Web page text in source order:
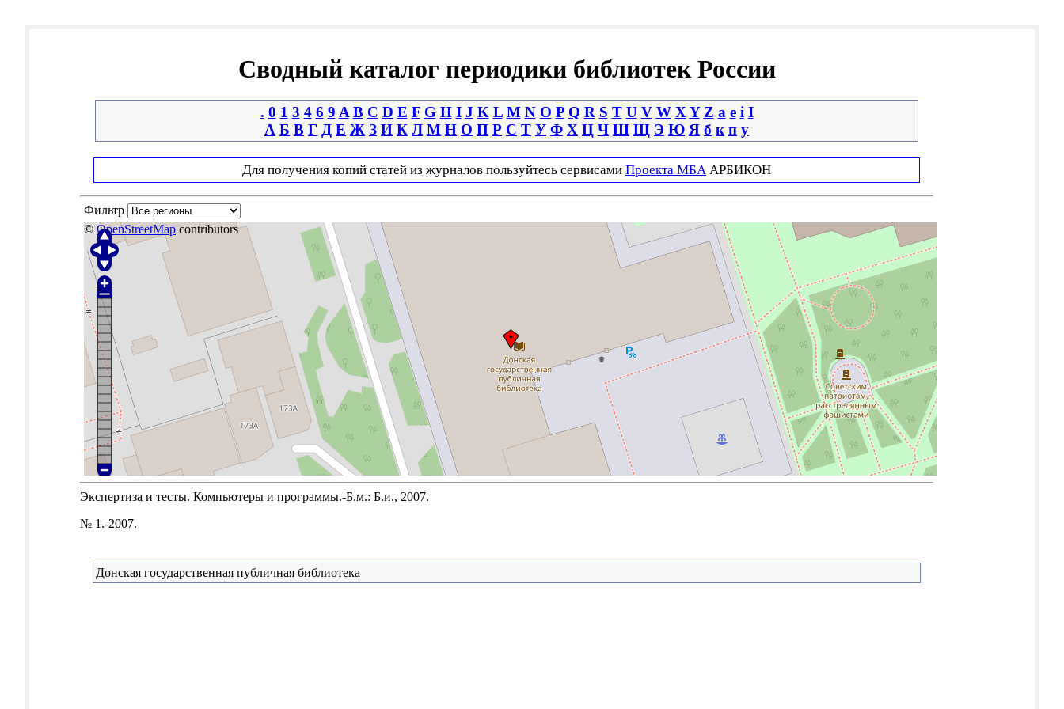
Сводный каталог периодики библиотек России
. 0 1 3 4 6 9 A B C D E F G H I J K L M N O P Q R S T U V W X Y Z a e i І
А Б В Г Д Е Ж З И К Л М Н О П Р С Т У Ф Х Ц Ч Ш Щ Э Ю Я б к п у
Для получения копий статей из журналов пользуйтесь сервисами Проекта МБА АРБИКОН
Фильтр
© OpenStreetMap contributors
Экспертиза и тесты. Компьютеры и программы.-Б.м.: Б.и., 2007.
№ 1.-2007.
Донская государственная публичная библиотека